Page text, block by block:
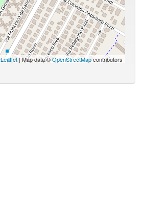
Leaflet | Map data ©OpenStreetMapcontributors